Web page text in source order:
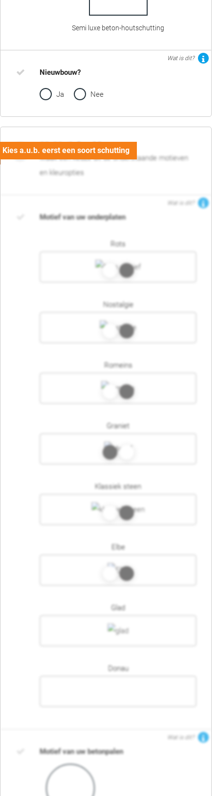
Semi luxe beton-houtschutting
Wat is dit?
Nieuwbouw?
Ja Nee
02. Motief en kleur
Maak een keuze uit de onderstaande motieven
en kleuropties
Wat is dit?
Motief van uw onderplaten
Rots
Nostalgie
Romeins
Graniet
Klassiek steen
Elbe
Glad
Donau
Wat is dit?
Motief van uw betonpalen